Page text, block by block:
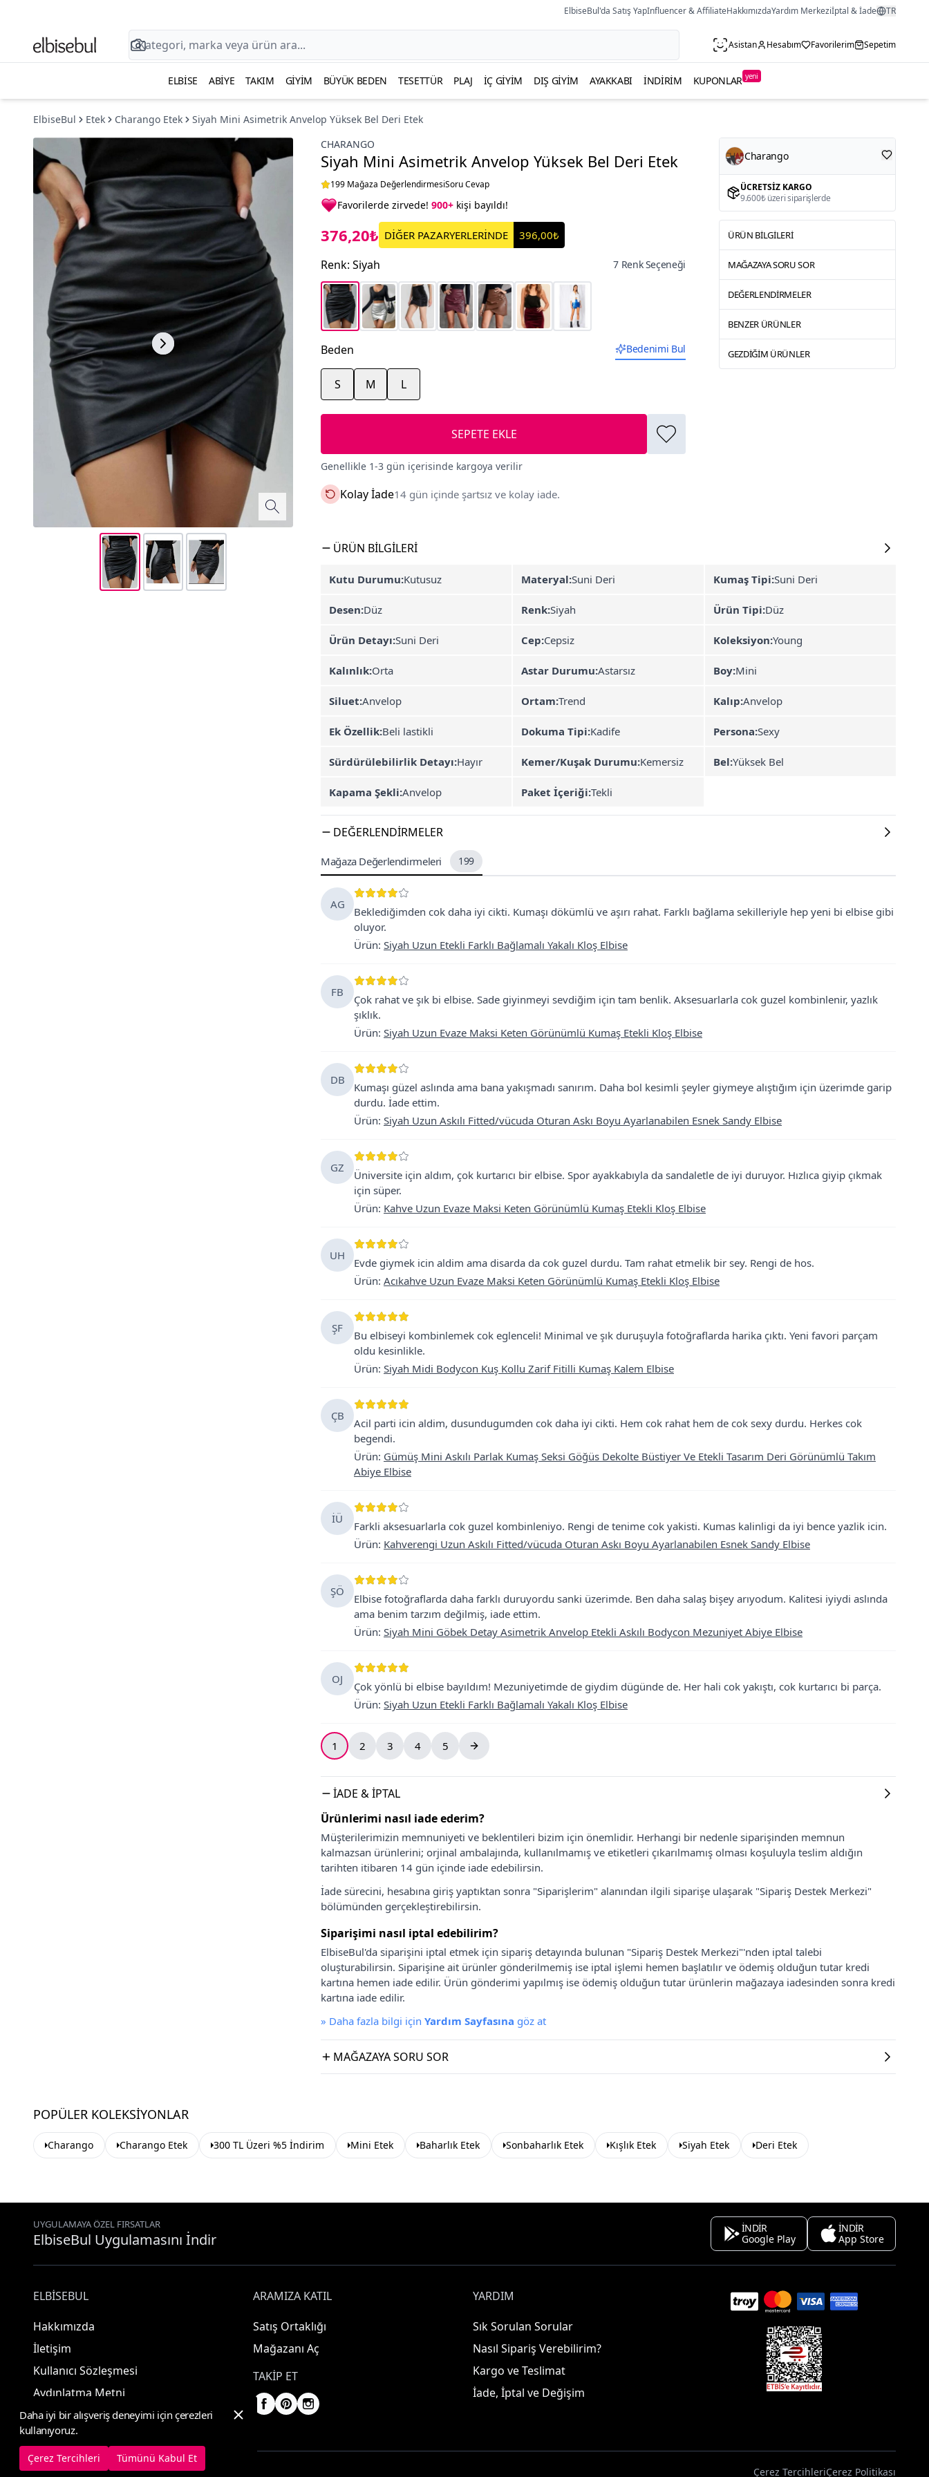
ElbiseBul'da Satış YapInfluencer & AffiliateHakkımızdaYardım Merkeziİptal & İade TR
Asistan Hesabım Favorilerim Sepetim
ELBISE ABIYE TAKIM GIYIM BÜYÜK BEDEN TESETTÜR PLAJ İÇ GIYIM DIŞ GIYIM AYAKKABI İNDIRIM KUPONLAR yeni
ElbiseBul Etek Charango Etek
Siyah Mini Asimetrik Anvelop Yüksek Bel Deri Etek
CHARANGO
Siyah Mini Asimetrik Anvelop Yüksek Bel Deri Etek
199 Mağaza DeğerlendirmesiSoru Cevap
Favorilerde zirvede! 900+ kişi bayıldı!
376,20₺ DİĞER PAZARYERLERİNDE 396,00₺
Renk: Siyah 7 Renk Seçeneği
Beden Bedenimi Bul
S M L
SEPETE EKLE
Genellikle 1-3 gün içerisinde kargoya verilir
Kolay İade14 gün içinde şartsız ve kolay iade.
Charango
ÜCRETSIZ KARGO
9.600₺ üzeri siparişlerde
ÜRÜN BILGILERI
MAĞAZAYA SORU SOR
DEĞERLENDIRMELER
BENZER ÜRÜNLER
GEZDIĞIM ÜRÜNLER
ÜRÜN BILGILERI
Kutu Durumu:Kutusuz Materyal:Suni Deri Kumaş Tipi:Suni Deri
Desen:Düz Renk:Siyah Ürün Tipi:Düz
Ürün Detayı:Suni Deri Cep:Cepsiz Koleksiyon:Young
Kalınlık:Orta Astar Durumu:Astarsız Boy:Mini
Siluet:Anvelop Ortam:Trend Kalıp:Anvelop
Ek Özellik:Beli lastikli Dokuma Tipi:Kadife Persona:Sexy
Sürdürülebilirlik Detayı:Hayır Kemer/Kuşak Durumu:Kemersiz Bel:Yüksek Bel
Kapama Şekli:Anvelop Paket İçeriği:Tekli
DEĞERLENDIRMELER
Mağaza Değerlendirmeleri 199
AG
Beklediğimden cok daha iyi cikti. Kumaşı dökümlü ve aşırı rahat. Farklı bağlama sekilleriyle hep yeni bi elbise gibi
oluyor.
Ürün: Siyah Uzun Etekli Farklı Bağlamalı Yakalı Kloş Elbise
FB
Çok rahat ve şık bi elbise. Sade giyinmeyi sevdiğim için tam benlik. Aksesuarlarla cok guzel kombinlenir, yazlık
şıklık.
Ürün: Siyah Uzun Evaze Maksi Keten Görünümlü Kumaş Etekli Kloş Elbise
DB
Kumaşı güzel aslında ama bana yakışmadı sanırım. Daha bol kesimli şeyler giymeye alıştığım için üzerimde garip
durdu. İade ettim.
Ürün: Siyah Uzun Askılı Fitted/vücuda Oturan Askı Boyu Ayarlanabilen Esnek Sandy Elbise
GZ
Üniversite için aldım, çok kurtarıcı bir elbise. Spor ayakkabıyla da sandaletle de iyi duruyor. Hızlıca giyip çıkmak
için süper.
Ürün: Kahve Uzun Evaze Maksi Keten Görünümlü Kumaş Etekli Kloş Elbise
UH
Evde giymek icin aldim ama disarda da cok guzel durdu. Tam rahat etmelik bir sey. Rengi de hos.
Ürün: Acıkahve Uzun Evaze Maksi Keten Görünümlü Kumaş Etekli Kloş Elbise
ŞF
Bu elbiseyi kombinlemek cok eglenceli! Minimal ve şık duruşuyla fotoğraflarda harika çıktı. Yeni favori parçam
oldu kesinlikle.
Ürün: Siyah Midi Bodycon Kuş Kollu Zarif Fitilli Kumaş Kalem Elbise
ÇB
Acil parti icin aldim, dusundugumden cok daha iyi cikti. Hem cok rahat hem de cok sexy durdu. Herkes cok
begendi.
Ürün: Gümüş Mini Askılı Parlak Kumaş Seksi Göğüs Dekolte Büstiyer Ve Etekli Tasarım Deri Görünümlü Takım
Abiye Elbise
İÜ
Farkli aksesuarlarla cok guzel kombinleniyo. Rengi de tenime cok yakisti. Kumas kalinligi da iyi bence yazlik icin.
Ürün: Kahverengi Uzun Askılı Fitted/vücuda Oturan Askı Boyu Ayarlanabilen Esnek Sandy Elbise
ŞÖ
Elbise fotoğraflarda daha farklı duruyordu sanki üzerimde. Ben daha salaş bişey arıyodum. Kalitesi iyiydi aslında
ama benim tarzım değilmiş, iade ettim.
Ürün: Siyah Mini Göbek Detay Asimetrik Anvelop Etekli Askılı Bodycon Mezuniyet Abiye Elbise
OJ
Çok yönlü bi elbise bayıldım! Mezuniyetimde de giydim dügünde de. Her hali cok yakıştı, cok kurtarıcı bi parça.
Ürün: Siyah Uzun Etekli Farklı Bağlamalı Yakalı Kloş Elbise
1 2 3 4 5
İADE & İPTAL
Ürünlerimi nasıl iade ederim?
Müşterilerimizin memnuniyeti ve beklentileri bizim için önemlidir. Herhangi bir nedenle siparişinden memnun
kalmazsan ürünlerini; orjinal ambalajında, kullanılmamış ve etiketleri çıkarılmamış olması koşuluyla teslim aldığın
tarihten itibaren 14 gün içinde iade edebilirsin.
İade sürecini, hesabına giriş yaptıktan sonra "Siparişlerim" alanından ilgili siparişe ulaşarak "Sipariş Destek Merkezi"
bölümünden gerçekleştirebilirsin.
Siparişimi nasıl iptal edebilirim?
ElbiseBul'da siparişini iptal etmek için sipariş detayında bulunan "Sipariş Destek Merkezi"'nden iptal talebi
oluşturabilirsin. Siparişine ait ürünler gönderilmemiş ise iptal işlemi hemen başlatılır ve ödemiş olduğun tutar kredi
kartına hemen iade edilir. Ürün gönderimi yapılmış ise ödemiş olduğun tutar ürünlerin mağazaya iadesinden sonra kredi
kartına iade edilir.
» Daha fazla bilgi için Yardım Sayfasına göz at
MAĞAZAYA SORU SOR
POPÜLER KOLEKSIYONLAR
Charango Charango Etek 300 TL Üzeri %5 İndirim Mini Etek Baharlık Etek Sonbaharlık Etek Kışlık Etek Siyah Etek Deri Etek
UYGULAMAYA ÖZEL FIRSATLAR
ElbiseBul Uygulamasını İndir
İNDİR
Google Play
İNDİR
App Store
ELBISEBUL
Hakkımızda
İletişim
Kullanıcı Sözleşmesi
Aydınlatma Metni
ARAMIZA KATIL
Satış Ortaklığı
Mağazanı Aç
TAKIP ET
YARDIM
Sık Sorulan Sorular
Nasıl Sipariş Verebilirim?
Kargo ve Teslimat
İade, İptal ve Değişim
© 2025 ElbiseBul -Her Hakkı Saklıdır Çerez TercihleriÇerez Politikası
Daha iyi bir alışveriş deneyimi için çerezleri
kullanıyoruz.
Çerez Tercihleri Tümünü Kabul Et